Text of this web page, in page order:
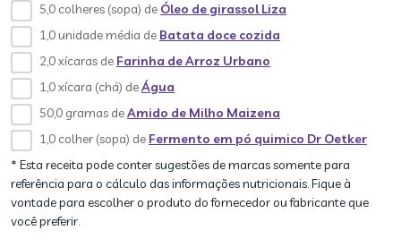
5,0 colheres (sopa) de Óleo de girassol Liza
1,0 unidade média de Batata doce cozida
2,0 xícaras de Farinha de Arroz Urbano
1,0 xícara (chá) deÁgua
50,0 gramas deAmido de Milho Maizena
1,0 colher (sopa) de Fermento em pó quimico Dr Oetker
* Esta receita pode conter sugestões de marcas somente para
referência para o cálculo das informações nutricionais. Fique à
vontade para escolher o produto do fornecedor ou fabricante que
você preferir.